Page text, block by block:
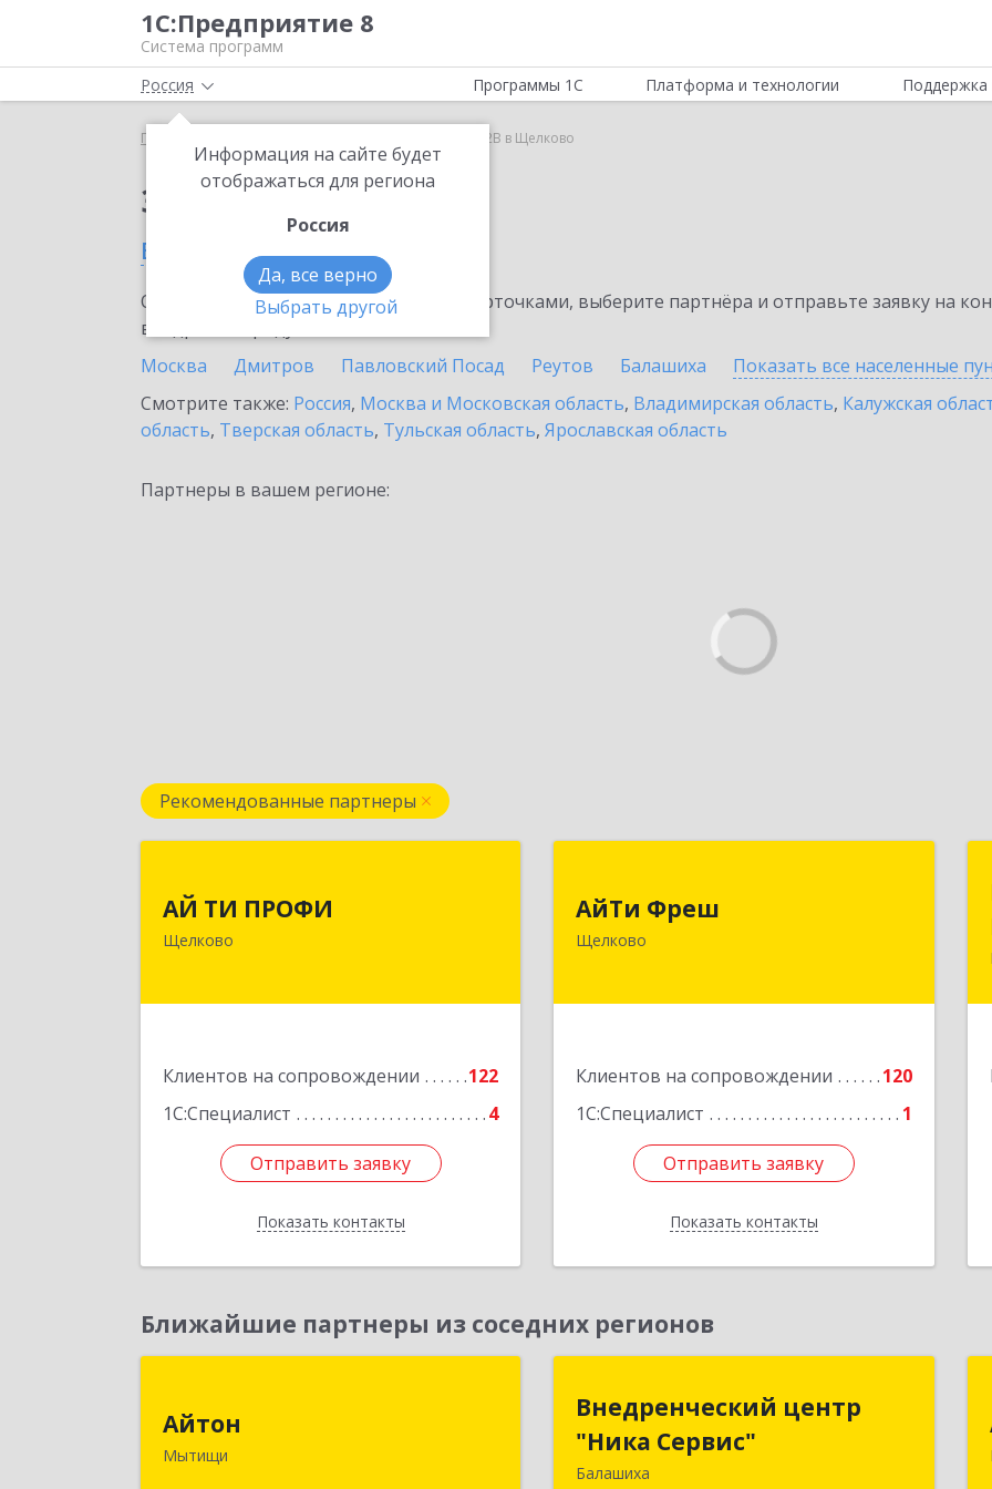
1С:Предприятие 8
Система программ
Россия
Информация на сайте будет
отображаться для региона
Россия
Да, все верно
Выбрать другой
Программы 1С Платформа и технологии Поддержка
Главная 1С:СБП B2B в Щелково
Заказать 1С:СБП B2B
в Щелково
Ознакомьтесь с информационными карточками, выберите партнёра и отправьте заявку на
внедрение продукта.
Москва
Дмитров Павловский Посад Реутов Балашиха Показать все населенные
Смотрите также: Россия, Москва и Московская область, Владимирская область, Калужская
область, Тверская область, Тульская область, Ярославская область
Партнеры в вашем регионе:
Рекомендованные партнеры
АЙ ТИ ПРОФИ
Щелково
Клиентов на сопровождении
122
1С:Специалист
4
Отправить заявку
Показать контакты
Щёлково г, Заводская ул, дом № 1,
Отправить заявку
Назад
АйТи Фреш
Щелково
Клиентов на сопровождении
120
1С:Специалист
1
Отправить заявку
Показать контакты
141100, Московская обл, Щелково г,
Городской округ Щелково, Ленина
Отправить заявку
Назад
Ближайшие партнеры из соседних регионов
Айтон
Мытищи
Олимпийский пр-кт, строение 10,
Внедренческий центр
"Ника Сервис"
Балашиха
Внедренческий центр
"Ника Сервис"
143912, Московская обл, Балашиха г,